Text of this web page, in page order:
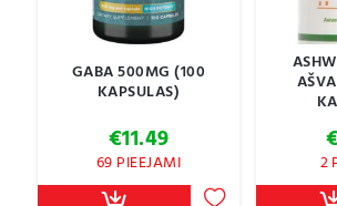
GABA 500MG (100
KAPSULAS)
€11.49
69 PIEEJAMI
€
2